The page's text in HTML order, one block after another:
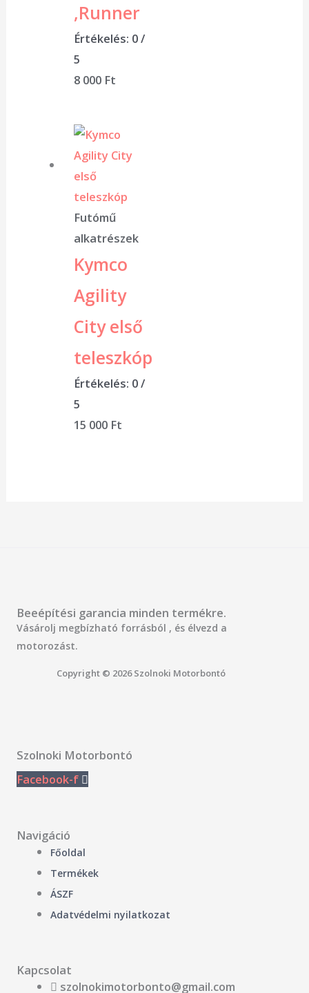
,Runner
Értékelés: 0/
5
8 000 Ft
Futómű
alkatrészek
Kymco
Agility
City első
teleszkóp
Értékelés: 0/
5
15 000 Ft
Beeépítési garancia minden termékre.
Vásárolj megbízható forrásból , és élvezd a
motorozást.
Copyright © 2026 Szolnoki Motorbontó
Szolnoki Motorbontó
Facebook-f
Navigáció
Főoldal
Termékek
ÁSZF
Adatvédelmi nyilatkozat
Kapcsolat
szolnokimotorbonto@gmail.com